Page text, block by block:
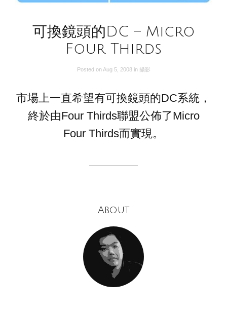
可換鏡頭的DC – Micro
Four Thirds
Posted onAug 5, 2008 in 攝影
市場上一直希望有可換鏡頭的DC系統，
終於由Four Thirds聯盟公佈了Micro
Four Thirds而實現。
About